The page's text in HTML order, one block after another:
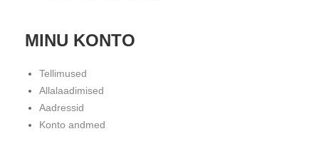
MINU KONTO
Tellimused
Allalaadimised
Aadressid
Konto andmed